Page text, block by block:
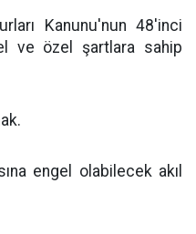
Kanunu'nun 48'inci
ve özel şartlara sahip
engel olabilecek akıl